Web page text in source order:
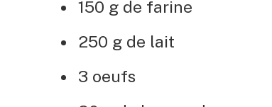
150 g de farine
250 g de lait
3 oeufs